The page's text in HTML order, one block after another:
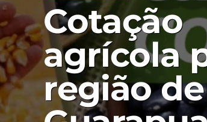
Cotação
agrícola
região de